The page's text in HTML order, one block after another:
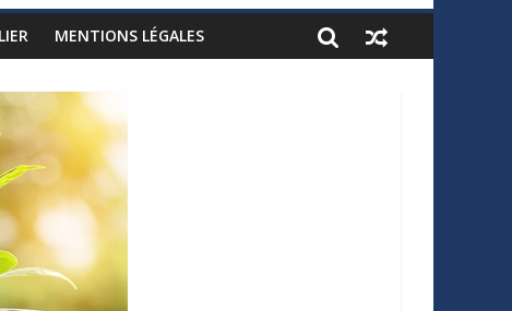
MENTIONS LÉGALES